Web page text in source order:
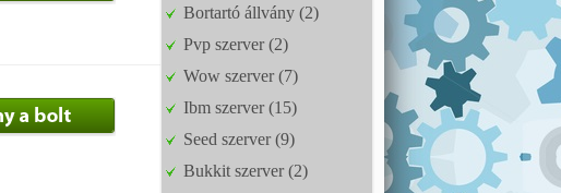
Bortartó állvány (2)
Pvp szerver (2)
Wow szerver (7)
Ibm szerver (15)
Seed szerver (9)
Bukkit szerver (2)